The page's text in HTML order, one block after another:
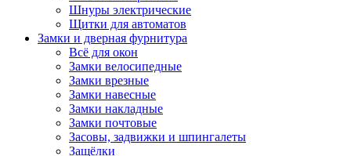
Шнуры электрические
Щитки для автоматов
Замки и дверная фурнитура
Всё для окон
Замки велосипедные
Замки врезные
Замки навесные
Замки накладные
Замки почтовые
Засовы, задвижки и шпингалеты
Защёлки